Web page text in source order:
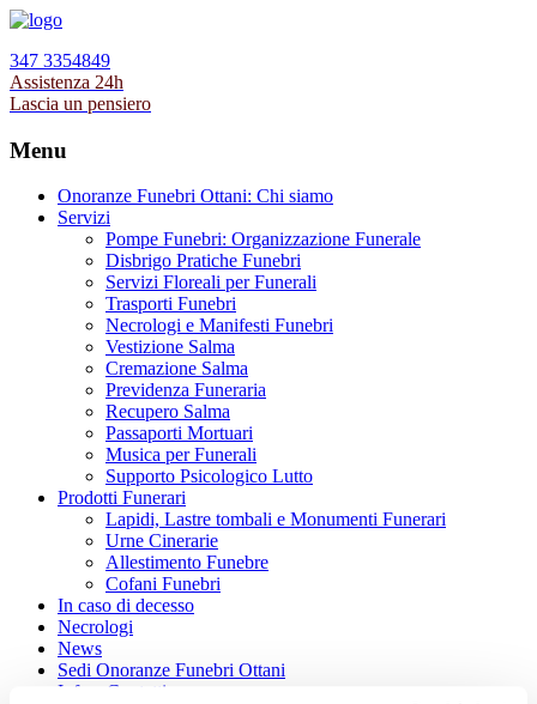
347 3354849
Assistenza 24h
Lascia un pensiero
Menu
Onoranze Funebri Ottani: Chi siamo
Servizi
Pompe Funebri: Organizzazione Funerale
Disbrigo Pratiche Funebri
Servizi Floreali per Funerali
Trasporti Funebri
Necrologi e Manifesti Funebri
Vestizione Salma
Cremazione Salma
Previdenza Funeraria
Recupero Salma
Passaporti Mortuari
Musica per Funerali
Supporto Psicologico Lutto
Prodotti Funerari
Lapidi, Lastre tombali e Monumenti Funerari
Urne Cinerarie
Allestimento Funebre
Cofani Funebri
In caso di decesso
Necrologi
News
Sedi Onoranze Funebri Ottani
Info e Contatti